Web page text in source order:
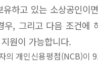
하고 있는 소상공인이
우, 그리고 다음 조건에
원이 가능합니다.
의 개인신용평점(NCB)이